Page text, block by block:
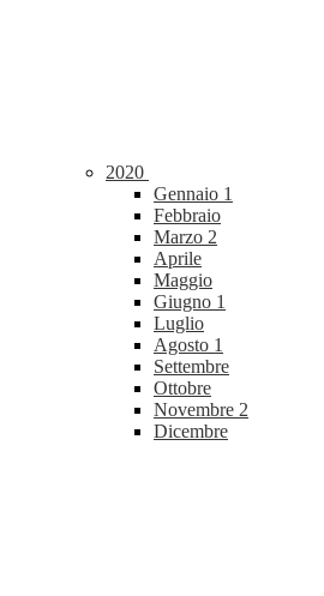
2020
Gennaio 1
Febbraio
Marzo 2
Aprile
Maggio
Giugno 1
Luglio
Agosto 1
Settembre
Ottobre
Novembre 2
Dicembre